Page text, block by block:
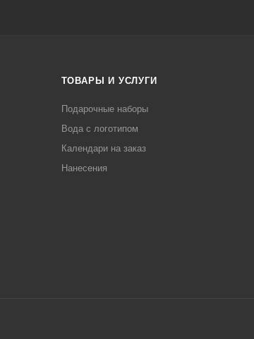
ТОВАРЫ И УСЛУГИ
Подарочные наборы
Вода с логотипом
Календари на заказ
Нанесения